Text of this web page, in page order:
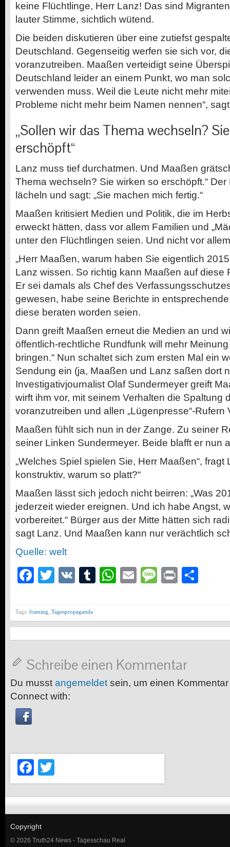
keine Flüchtlinge, Herr Lanz! Das sind
lauter Stimme, sichtlich wütend.
Die beiden diskutieren über eine zutiefst
Deutschland. Gegenseitig werfen sie sich vor,
voranzutreiben. Maaßen verteidigt seine
Deutschland leider an einem Punkt, wo man
verwenden muss. Weil die Leute nicht mehr
Probleme nicht mehr beim Namen nennen“,
„Sollen wir das Thema wechseln?
erschöpft“
Lanz muss tief durchatmen. Und Maaßen
Thema wechseln? Sie wirken so erschöpft.“
lächeln und sagt: „Sie machen mich fertig.“
Maaßen kritisiert Medien und Politik, die im
erweckt hätten, dass vor allem Familien und
unter den Flüchtlingen seien. Und nicht vor
„Herr Maaßen, warum haben Sie eigentlich
Lanz wissen. So richtig kann Maaßen auf diese
Er sei damals als Chef des
gewesen, habe seine Berichte in
diese beraten worden seien.
Dann greift Maaßen erneut die Medien an und
öffentlich-rechtliche Rundfunk will mehr
bringen.“ Nun schaltet sich zum ersten Mal ein
Sendung ein (ja, Maaßen und Lanz saßen dort
Investigativjournalist Olaf Sundermeyer greift
wirft ihm vor, mit seinem Verhalten die Spaltung
voranzutreiben und allen „Lügenpresse“-Rufern
Maaßen fühlt sich nun in der Zange. Zu seiner
seiner Linken Sundermeyer. Beide blafft er nun
„Welches Spiel spielen Sie, Herr Maaßen“, fragt
konstruktiv, warum so platt?“
Maaßen lässt sich jedoch nicht beirren: „Was
jederzeit wieder ereignen. Und ich habe Angst,
vorbereitet.“ Bürger aus der Mitte hätten sich
sagt Lanz. Und Maaßen kann nur verächtlich
Quelle: welt
Facebook
Twitter
VK Tumblr
WhatsApp
EmailMessage
Print
Tags: framing Tagespropaganda
Schreibe einen Kommentar
Du musst angemeldet sein, um einen
Connect with:
Facebook
Copyright
© 2026 Truth24 News - Tagesschau Real